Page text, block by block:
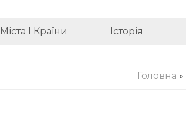
Міста І Країни Історія
Головна »